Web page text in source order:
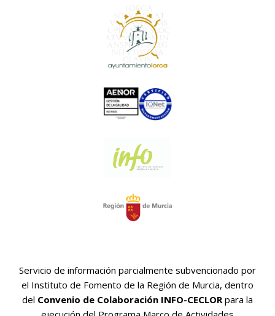
Servicio de información parcialmente subvencionado por
el Instituto de Fomento de la Región de Murcia, dentro
del Convenio de Colaboración INFO-CECLOR para la